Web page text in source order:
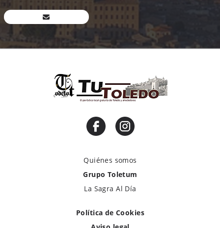
Quiénes somos
Grupo Toletum
La Sagra Al Día
Política de Cookies